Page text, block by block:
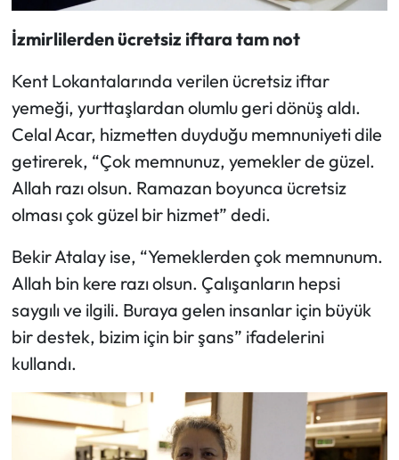
İzmirlilerden ücretsiz iftara tam not
Kent Lokantalarında verilen ücretsiz iftar
yemeği, yurttaşlardan olumlu geri dönüş aldı.
Celal Acar, hizmetten duyduğu memnuniyeti dile
getirerek, “Çok memnunuz, yemekler de güzel.
Allah razı olsun. Ramazan boyunca ücretsiz
olması çok güzel bir hizmet” dedi.
Bekir Atalay ise, “Yemeklerden çok memnunum.
Allah bin kere razı olsun. Çalışanların hepsi
saygılı ve ilgili. Buraya gelen insanlar için büyük
bir destek, bizim için bir şans” ifadelerini
kullandı.